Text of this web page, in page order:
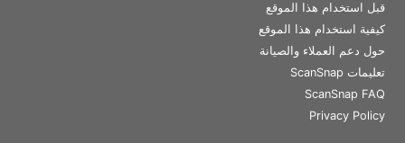
قبل استخدام هذا الموقع
كيفية استخدام هذا الموقع
حول دعم العملاء والصيانة
تعليمات ScanSnap
ScanSnap FAQ
Privacy Policy